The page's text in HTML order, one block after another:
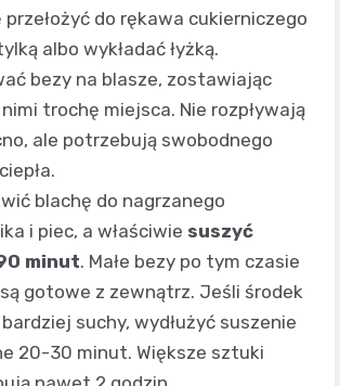
przełożyć do rękawa cukierniczego
albo wykładać łyżką.
bezy na blasze, zostawiając
trochę miejsca. Nie rozpływają
ale potrzebują swobodnego
blachę do nagrzanego
i piec, a właściwie suszyć
minut. Małe bezy po tym czasie
gotowe z zewnątrz. Jeśli środek
suchy, wydłużyć suszenie
20-30 minut. Większe sztuki